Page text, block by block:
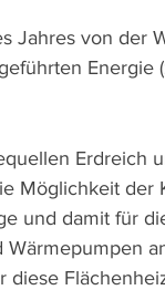
Jahres von der
Energie
Erdreich
Möglichkeit der
und damit für